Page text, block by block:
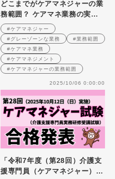
どこまでがケアマネジャーの業
務範囲？ ケアマネ業務の実際
と考え方
#ケアマネジャー
#グレーゾーンな業務
#業務範囲
#ケアマネ業務
#ケアマネジメント
#ケアマネジャーの業務範囲
2025/10/06 0:00:00
「令和7年度（第28回）介護支
援専門員（ケアマネジャー）実